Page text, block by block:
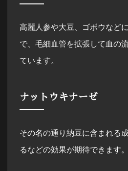
高麗人参や大豆、ゴボウなど
で、毛細血管を拡張して血の
ています。
ナットウキナーゼ
その名の通り納豆に含まれる
るなどの効果が期待できます。